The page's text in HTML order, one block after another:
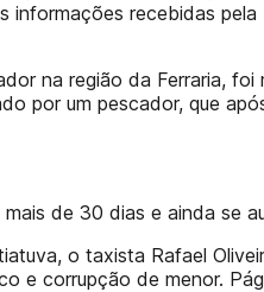
recebidas pela
na região da Ferraria,
por um pescador, que
de 30 dias e ainda se
o taxista Rafael
e corrupção de menor.